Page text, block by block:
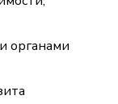
органами